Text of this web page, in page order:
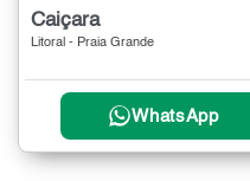
Caiçara
Litoral - Praia Grande
WhatsApp